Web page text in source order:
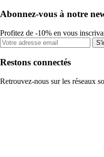
Abonnez-vous à notre
Profitez de -10% en vous
Restons connectés
Retrouvez-nous sur les réseaux